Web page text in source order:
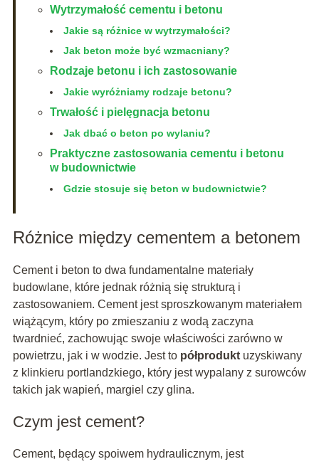
Wytrzymałość cementu i betonu
Jakie są różnice w wytrzymałości?
Jak beton może być wzmacniany?
Rodzaje betonu i ich zastosowanie
Jakie wyróżniamy rodzaje betonu?
Trwałość i pielęgnacja betonu
Jak dbać o beton po wylaniu?
Praktyczne zastosowania cementu i betonu
w budownictwie
Gdzie stosuje się beton w budownictwie?
Różnice między cementem a betonem
Cement i beton to dwa fundamentalne materiały
budowlane, które jednak różnią się strukturą i
zastosowaniem. Cement jest sproszkowanym materiałem
wiążącym, który po zmieszaniu z wodą zaczyna
twardnieć, zachowując swoje właściwości zarówno w
powietrzu, jak i w wodzie. Jest to półproduktuzyskiwany
z klinkieru portlandzkiego, który jest wypalany z surowców
takich jak wapień, margiel czy glina.
Czym jest cement?
Cement, będący spoiwem hydraulicznym, jest